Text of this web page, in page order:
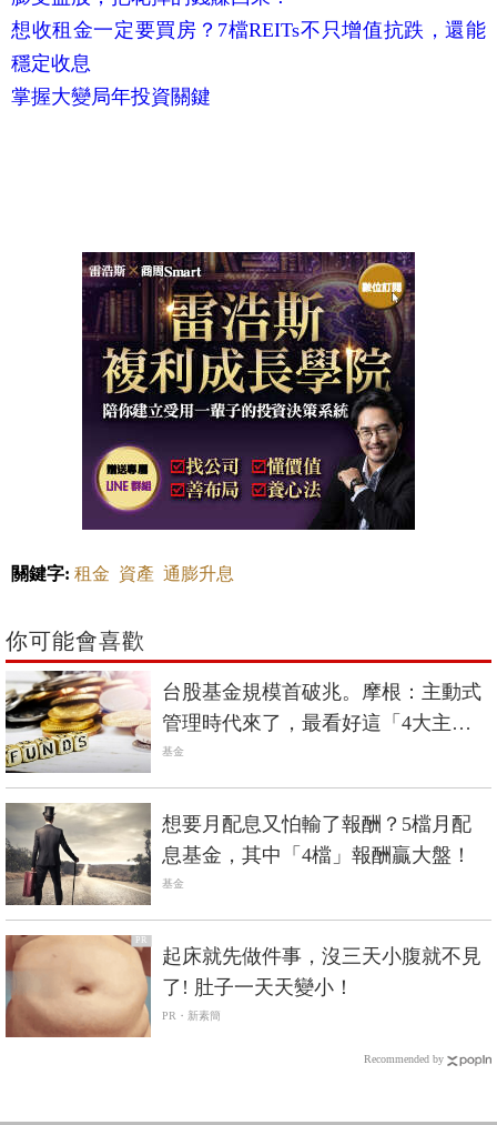
想收租金一定要買房？7檔REITs不只增值抗跌，還能
穩定收息
掌握大變局年投資關鍵
關鍵字: 租金 資產 通膨升息
你可能會喜歡
台股基金規模首破兆。摩根：主動式
管理時代來了，最看好這「4大主
軸」
基金
想要月配息又怕輸了報酬？5檔月配
息基金，其中「4檔」報酬贏大盤！
基金
PR
起床就先做件事，沒三天小腹就不見
了! 肚子一天天變小！
PR・新素簡
Recommended by